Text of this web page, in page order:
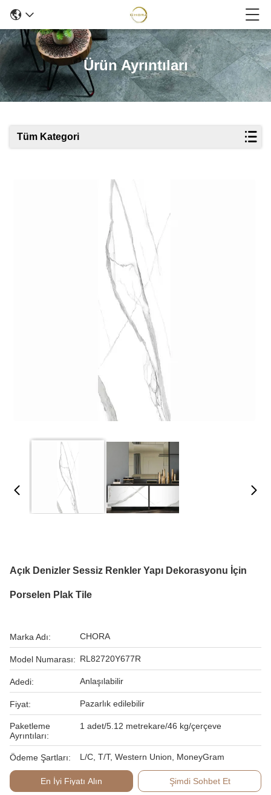
Ürün Ayrıntıları
Tüm Kategori
Açık Denizler Sessiz Renkler Yapı Dekorasyonu İçin
Porselen Plak Tile
Marka Adı: CHORA
Model Numarası: RL82720Y677R
Adedi: Anlaşılabilir
Fiyat: Pazarlık edilebilir
Paketleme
Ayrıntıları:
1 adet/5.12 metrekare/46 kg/çerçeve
Ödeme Şartları: L/C, T/T, Western Union, MoneyGram
En İyi Fiyatı Alın Şimdi Sohbet Et